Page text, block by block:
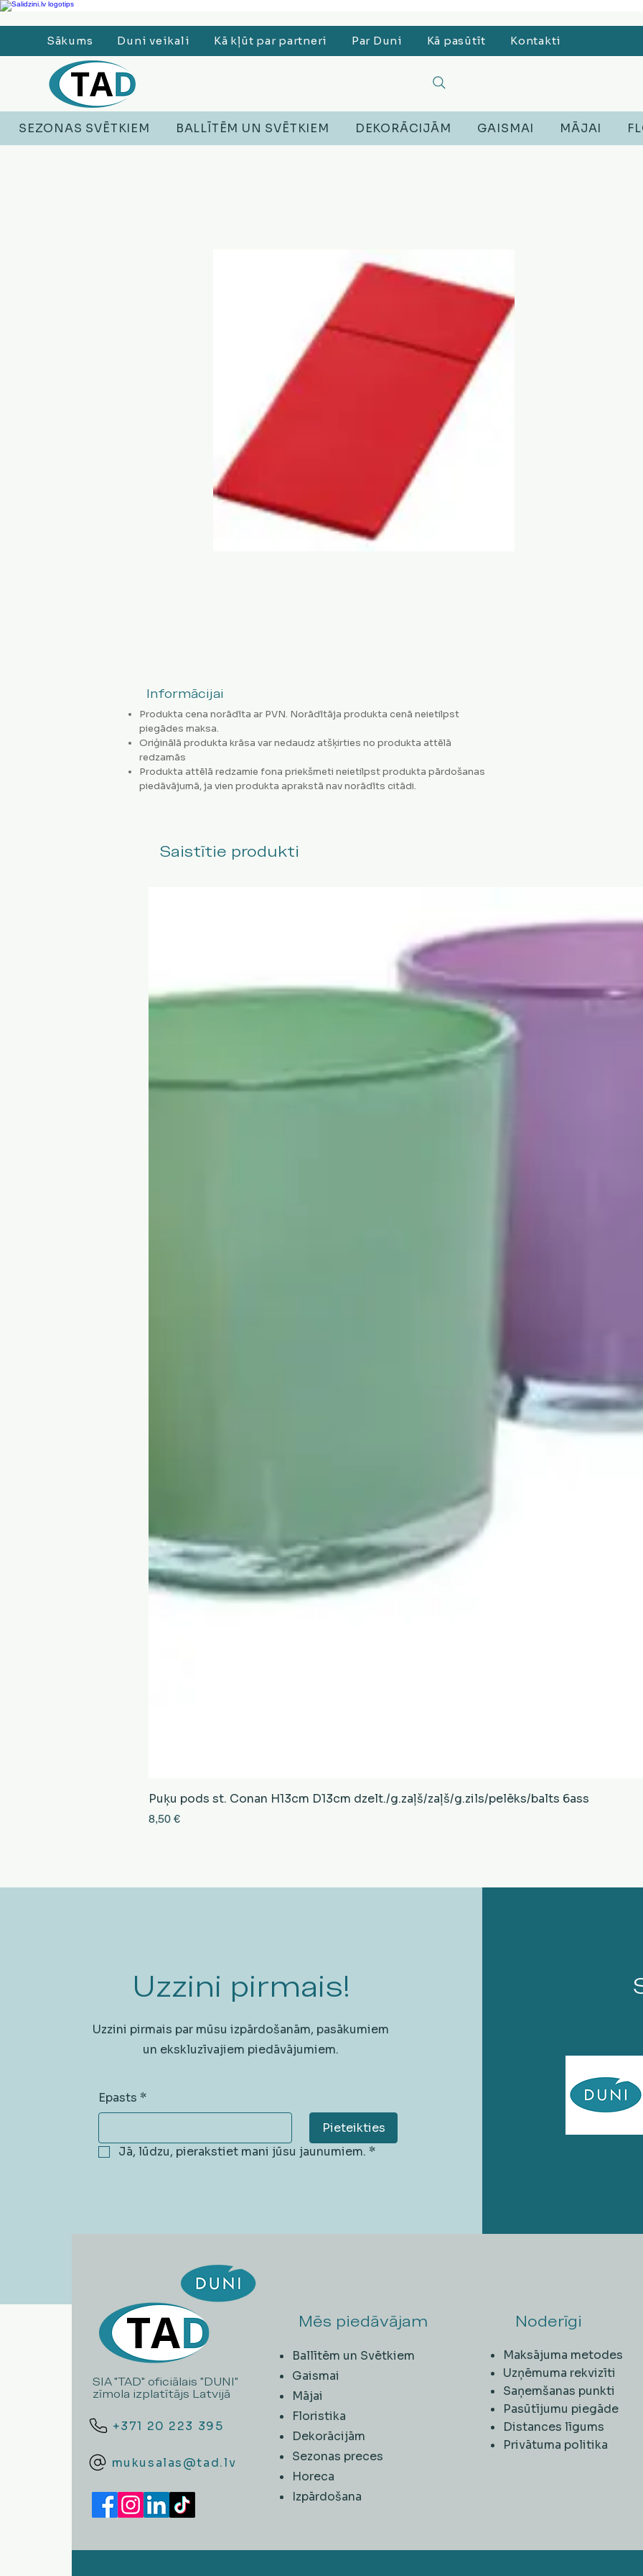
Ledusskapji, Sadzīves tehnika, Smaržas, Operatīvā atmiņa, Putekļu sūcēji, Lego, Austiņas
Sākums Duni veikali Kā kļūt par partneri Par Duni Kā pasūtīt Kontakti
SEZONAS SVĒTKIEM BALLĪTĒM UN SVĒTKIEM DEKORĀCIJĀM GAISMAI MĀJAI
Informācijai
Produkta cena norādīta ar PVN. Norādītāja produkta cenā neietilpst
piegādes maksa.
Oriģinālā produkta krāsa var nedaudz atšķirties no produkta attēlā
redzamās
Produkta attēlā redzamie fona priekšmeti neietilpst produkta pārdošanas
piedāvājumā, ja vien produkta aprakstā nav norādīts citādi.
Saistītie produkti
Ātrais skats
Puķu pods st. Conan H13cm D13cm dzelt./g.zaļš/zaļš/g.zils/pelēks/balts 6ass
Cena
8,50 €
Uzzini pirmais!
Uzzini pirmais par mūsu izpārdošanām, pasākumiem
un ekskluzīvajiem piedāvājumiem.
Epasts *
Pieteikties
Jā, lūdzu, pierakstiet mani jūsu jaunumiem. *
SIA "TAD" oficiālais "DUNI"
zīmola izplatītājs Latvijā
+371 20 223 395
mukusalas@tad.lv
Mēs piedāvājam
Ballītēm un Svētkiem
Gaismai
Mājai
Floristika
Dekorācijām
Sezonas preces
Horeca
​Izpārdošana
Noderīgi
Maksājuma metodes
Uzņēmuma rekvizīti
Saņemšanas punkti
Pasūtījumu piegāde
Distances līgums
Privātuma politika